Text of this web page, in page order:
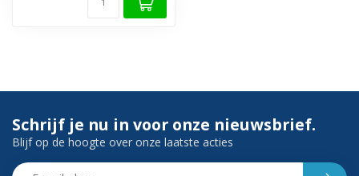
Schrijf je nu in voor onze nieuwsbrief.
Blijf op de hoogte over onze laatste acties